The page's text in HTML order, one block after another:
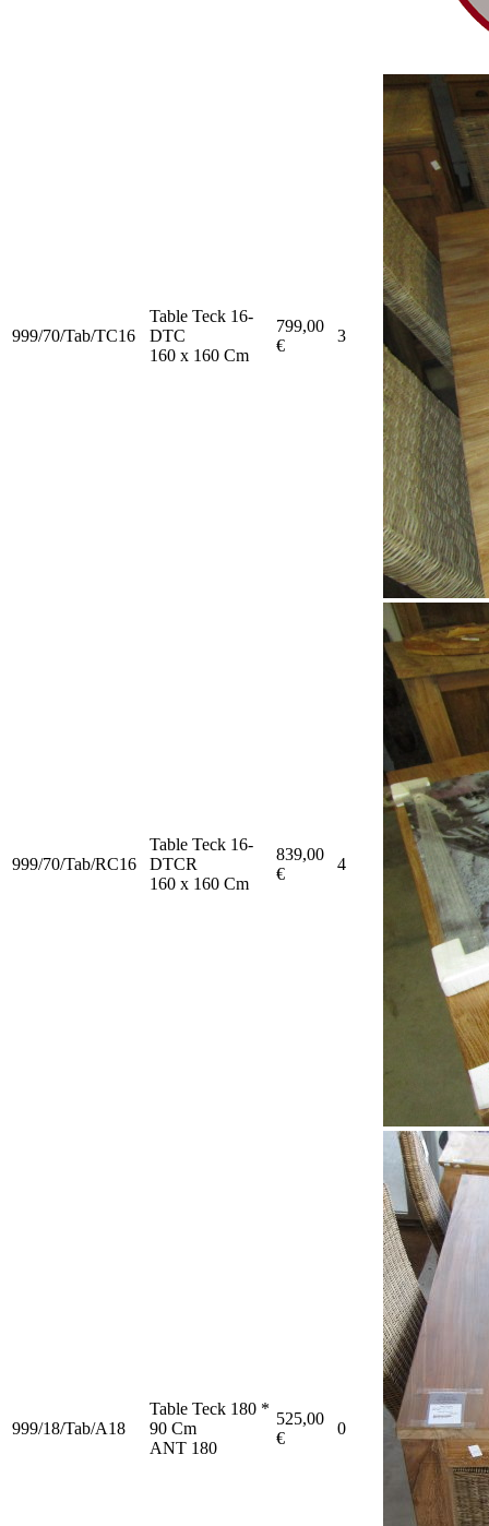
999/70/Tab/TC16
Table Teck 16-
DTC
160 x 160 Cm
799,00
€
3
999/70/Tab/RC16
Table Teck 16-
DTCR
160 x 160 Cm
839,00
€
4
999/18/Tab/A18
Table Teck 180 *
90 Cm
ANT 180
525,00
€
0